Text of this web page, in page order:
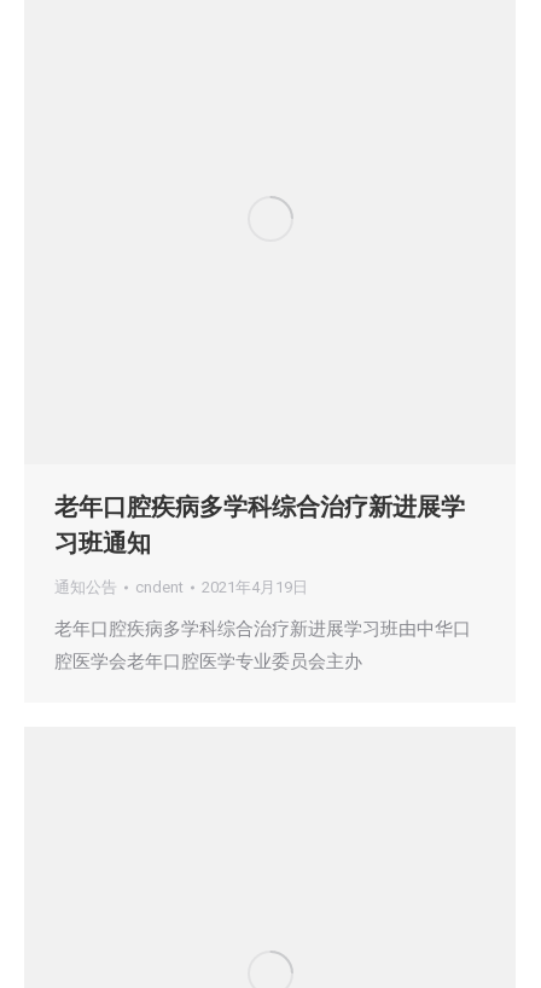
老年口腔疾病多学科综合治疗新进展学
习班通知
通知公告 cndent 2021年4月19日
老年口腔疾病多学科综合治疗新进展学习班由中华口
腔医学会老年口腔医学专业委员会主办